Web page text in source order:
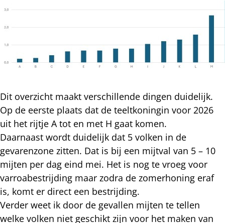
Dit overzicht maakt verschillende dingen duidelijk.
Op de eerste plaats dat de teeltkoningin voor 2026
uit het rijtje A tot en met H gaat komen.
Daarnaast wordt duidelijk dat 5 volken in de
gevarenzone zitten. Dat is bij een mijtval van 5 – 10
mijten per dag eind mei. Het is nog te vroeg voor
varroabestrijding maar zodra de zomerhoning eraf
is, komt er direct een bestrijding.
Verder weet ik door de gevallen mijten te tellen
welke volken niet geschikt zijn voor het maken van